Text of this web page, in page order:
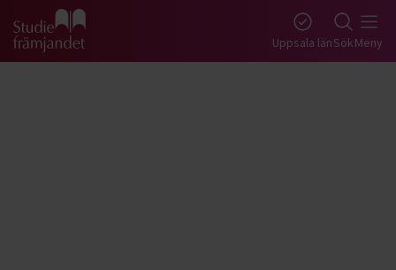
Gå till studiefrämjandets startsida Uppsala länSökMeny